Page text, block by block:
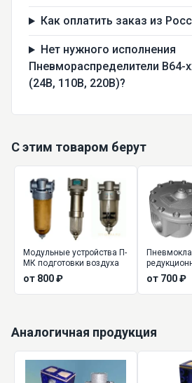
Как оплатить заказ из
Нет нужного исполнения
Пневмораспределители В64-
(24В, 110В, 220В)?
С этим товаром берут
Модульные устройства П-
МК подготовки воздуха
от 800 ₽
КРМ, П-РК
от 700 ₽
Аналогичная продукция